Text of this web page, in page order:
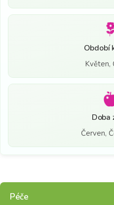
Období
Květen,
Doba
Červen,
Péče